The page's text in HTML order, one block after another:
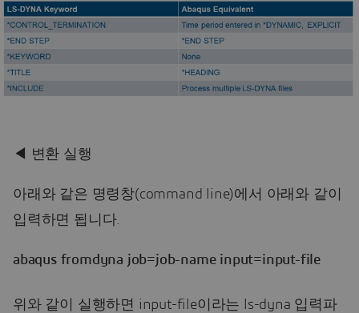
◀ 변환 실행
아래와 같은 명령창(command line)에서 아래와 같이
입력하면 됩니다.
abaqus fromdyna job=job-name input=input-file
위와 같이 실행하면 input-file이라는 ls-dyna 입력파